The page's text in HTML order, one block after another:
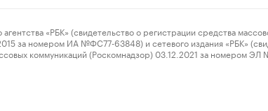
«РБК» (свидетельство о регистрации средства
за номером ИА №ФС77-63848) и сетевого издания «РБК»
коммуникаций (Роскомнадзор) 03.12.2021 за номером